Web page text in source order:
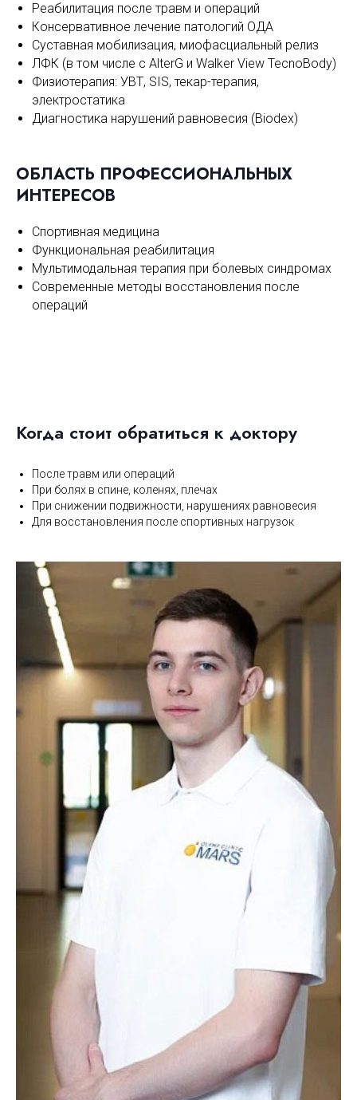
Реабилитация после травм и операций
Консервативное лечение патологий ОДА
Суставная мобилизация, миофасциальный релиз
ЛФК (в том числе с AlterG и Walker View TecnoBody)
Физиотерапия: УВТ, SIS, текар-терапия,
электростатика
Диагностика нарушений равновесия (Biodex)
ОБЛАСТЬ ПРОФЕССИОНАЛЬНЫХ
ИНТЕРЕСОВ
Спортивная медицина
Функциональная реабилитация
Мультимодальная терапия при болевых синдромах
Современные методы восстановления после
операций
Когда стоит обратиться к доктору
После травм или операций
При болях в спине, коленях, плечах
При снижении подвижности, нарушениях равновесия
Для восстановления после спортивных нагрузок